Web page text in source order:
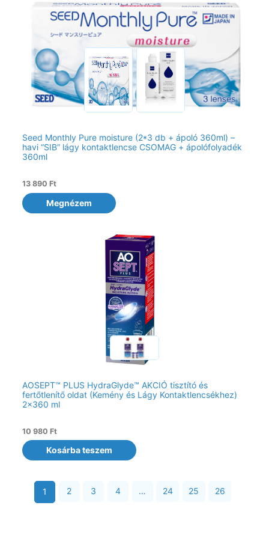
Seed Monthly Pure moisture (2*3 db + ápoló 360ml) –
havi “SIB” lágy kontaktlencse CSOMAG + ápolófolyadék
360ml
13 890 Ft
Megnézem
AOSEPT™ PLUS HydraGlyde™ AKCIÓ tisztító és
fertőtlenítő oldat (Kemény és Lágy Kontaktlencsékhez)
2×360 ml
10 980 Ft
Kosárba teszem
1 2 3 4 … 24 25 26